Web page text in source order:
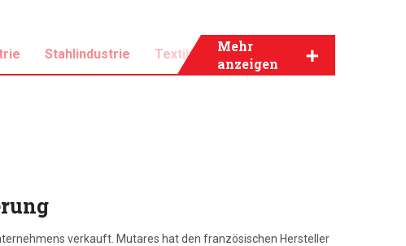
Mehr
anzeigen
Stahlindustrie Textilindustrie
verkauft. Mutares hat den französischen Hersteller